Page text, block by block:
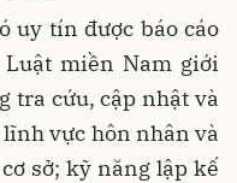
uy tín được báo cáo
miền Nam giới
tra cứu, cập nhật và
vực hôn nhân và
sở; kỹ năng lập kế